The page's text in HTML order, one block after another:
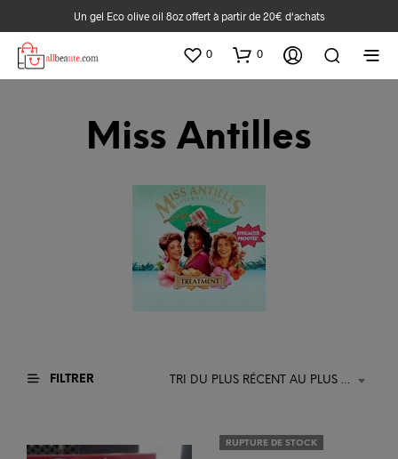
Un gel Eco olive oil 8oz offert à partir de 20€ d‘achats
0 0
Miss Antilles
FILTRER TRI DU PLUS RÉCENT AU PLUS ANCIEN
RUPTURE DE STOCK